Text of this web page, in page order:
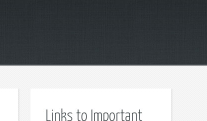
Links to Important